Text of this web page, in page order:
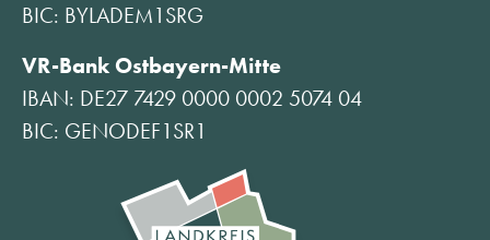
BIC: BYLADEM1SRG
VR-Bank Ostbayern-Mitte
IBAN: DE27 7429 0000 0002 5074 04
BIC: GENODEF1SR1